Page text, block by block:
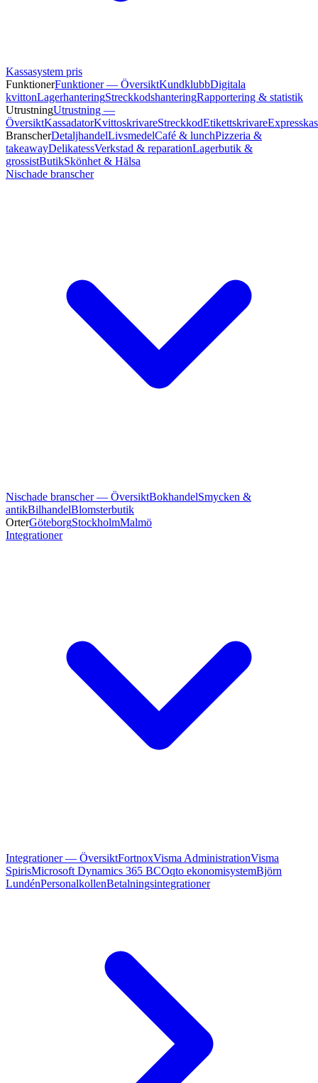
Kassasystem pris
FunktionerFunktioner — ÖversiktKundklubbDigitala
kvittonLagerhanteringStreckkodshanteringRapportering & statistik
UtrustningUtrustning —
ÖversiktKassadatorKvittoskrivareStreckkodEtikettskrivare
BranscherDetaljhandelLivsmedelCafé & lunchPizzeria &
takeawayDelikatessVerkstad & reparationLagerbutik &
grossistButikSkönhet & Hälsa
Nischade branscher
Nischade branscher — ÖversiktBokhandelSmycken &
antikBilhandelBlomsterbutik
OrterGöteborgStockholmMalmö
Integrationer
Integrationer — ÖversiktFortnoxVisma AdministrationVisma
SpirisMicrosoft Dynamics 365 BCOqto ekonomisystemBjörn
LundénPersonalkollenBetalningsintegrationer